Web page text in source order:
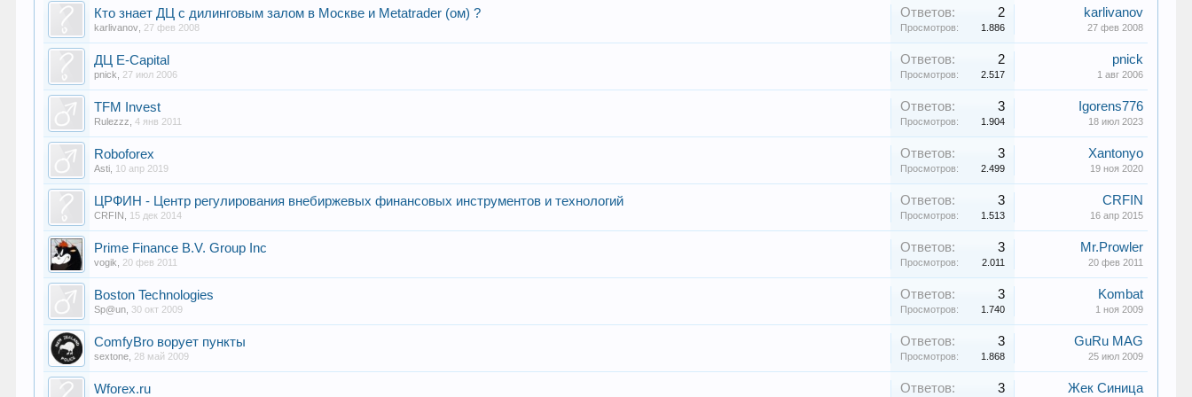
Кто знает ДЦ с дилинговым залом в Москве и Metatrader (ом) ?
karlivanov 27 фев 2008
Ответов: 2
Просмотров: 1.886
karlivanov
27 фев 2008
ДЦ E-Capital
pnick 27 июл 2006
Ответов: 2
Просмотров: 2.517
pnick
1 авг 2006
TFM Invest
Rulezzz ,4 янв 2011
Ответов: 3
Просмотров: 1.904
Igorens776
18 июл 2023
Roboforex
Asti 10 апр 2019
Ответов: 3
Просмотров: 2.499
Xantonyo
19 ноя 2020
ЦРФИН - Центр регулирования внебиржевых финансовых инструментов и технологий
CRFIN 15 дек 2014
Ответов: 3
Просмотров: 1.513
CRFIN
16 апр 2015
Prime Finance B.V. Group Inc
vogik 20 фев 2011
Ответов: 3
Просмотров: 2.011
Mr.Prowler
20 фев 2011
Boston Technologies
Sp@un 30 окт 2009
Ответов: 3
Просмотров: 1.740
Kombat
1 ноя 2009
ComfyBro ворует пункты
sextone 28 май 2009
Ответов: 3
Просмотров: 1.868
GuRu MAG
25 июл 2009
Wforex.ru Ответов: 3 Жек Синица